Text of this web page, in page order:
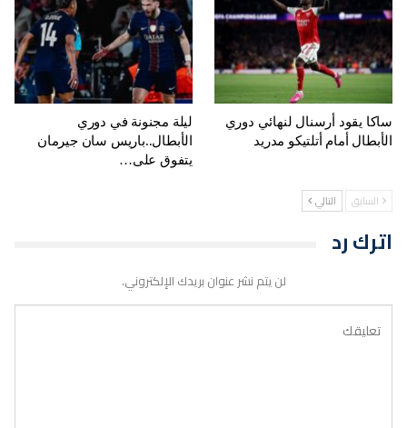
ساكا يقود أرسنال لنهائي دوري
الأبطال أمام أتلتيكو مدريد
ليلة مجنونة في دوري
الأبطال..باريس سان جيرمان
يتفوق على…
السابق التالي
اترك رد
لن يتم نشر عنوان بريدك الإلكتروني.